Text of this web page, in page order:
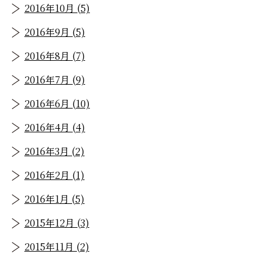
2016年10月 (5)
2016年9月 (5)
2016年8月 (7)
2016年7月 (9)
2016年6月 (10)
2016年4月 (4)
2016年3月 (2)
2016年2月 (1)
2016年1月 (5)
2015年12月 (3)
2015年11月 (2)